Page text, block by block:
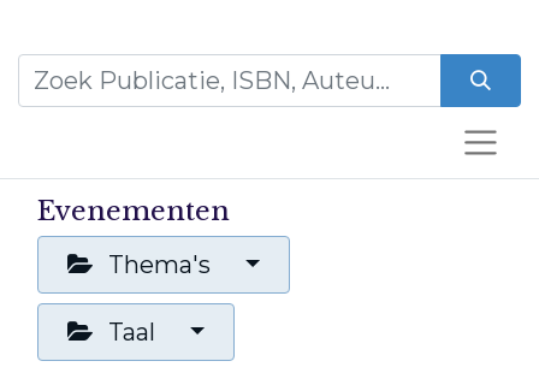
Evenementen
Thema's
Taal